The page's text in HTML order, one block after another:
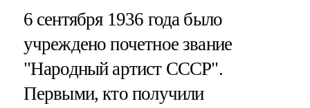
6 сентября 1936 года было
учреждено почетное звание
"Народный артист СССР".
Первыми, кто получили